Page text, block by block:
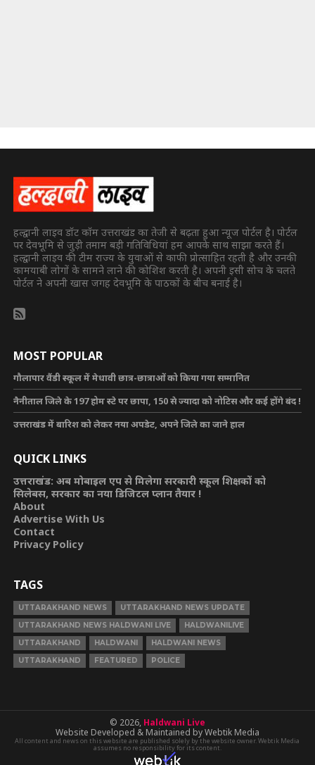
हल्द्वानी लाइव डॉट कॉम उत्तराखंड का तेजी से बढ़ता हुआ न्यूज पोर्टल है। पोर्टल
पर देवभूमि से जुड़ी तमाम बड़ी गतिविधियां हम आपके साथ साझा करते हैं।
हल्द्वानी लाइव की टीम राज्य के युवाओं से काफी प्रोत्साहित रहती है और उनकी
कामयाबी लोगों के सामने लाने की कोशिश करती है। अपनी इसी सोच के चलते
पोर्टल ने अपनी खास जगह देवभूमि के पाठकों के बीच बनाई है।
MOST POPULAR
गौलापार वैंडी स्कूल में मेधावी छात्र-छात्राओं को किया गया सम्मानित
नैनीताल जिले के 197 होम स्टे पर छापा, 150 से ज्यादा को नोटिस और कई होंगे बंद !
उत्तराखंड में बारिश को लेकर नया अपडेट, अपने जिले का जाने हाल
QUICK LINKS
उत्तराखंड: अब मोबाइल एप से मिलेगा सरकारी स्कूल शिक्षकों को
सिलेबस, सरकार का नया डिजिटल प्लान तैयार !
About
Advertise With Us
Contact
Privacy Policy
TAGS
UTTARAKHAND NEWS
UTTARAKHAND NEWS UPDATE
UTTARAKHAND NEWS HALDWANI LIVE
HALDWANILIVE
UTTARAKHAND
HALDWANI
HALDWANI NEWS
UTTARAKHAND
FEATURED POLICE
© 2026, Haldwani Live
Website Developed & Maintained by Webtik Media
All content and news on this website are published solely by the website owner. Webtik Media
assumes no responsibility for its content.